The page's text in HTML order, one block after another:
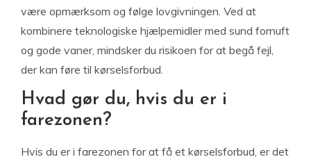
være opmærksom og følge lovgivningen. Ved at
kombinere teknologiske hjælpemidler med sund fornuft
og gode vaner, mindsker du risikoen for at begå fejl,
der kan føre til kørselsforbud.
Hvad gør du, hvis du er i
farezonen?
Hvis du er i farezonen for at få et kørselsforbud, er det